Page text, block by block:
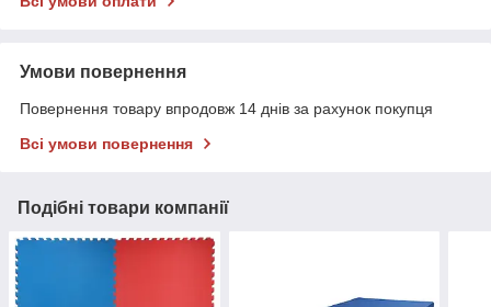
Умови повернення
Повернення товару впродовж 14 днів за рахунок покупця
Всі умови повернення
Подібні товари компанії